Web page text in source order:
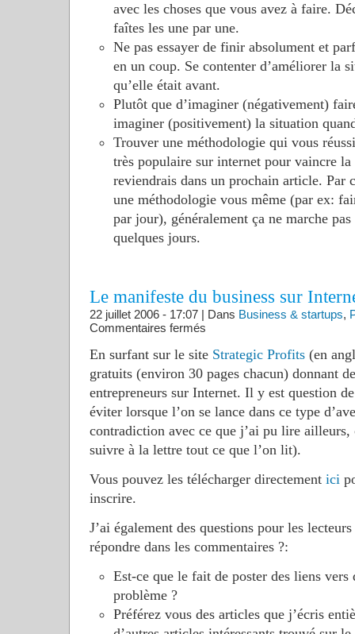
avec les choses que vous avez à faire.
faîtes les une par une.
Ne pas essayer de finir absolument et
en un coup. Se contenter d’améliorer la
qu’elle était avant.
Plutôt que d’imaginer (négativement)
imaginer (positivement) la situation
Trouver une méthodologie qui vous
très populaire sur internet pour vaincre la
reviendrais dans un prochain article. Par
une méthodologie vous même (par ex:
par jour), généralement ça ne marche
quelques jours.
Le manifeste du business sur
22 juillet 2006 - 17:07 | Dans Business & startups,
Commentaires ferméssur
Le
du
sur
Internet
En surfant sur le site Strategic Profits(en
gratuits (environ 30 pages chacun) donnant
entrepreneurs sur Internet. Il y est question
éviter lorsque l’on se lance dans ce type
contradiction avec ce que j’ai pu lire ailleurs,
suivre à la lettre tout ce que l’on lit).
Vous pouvez les télécharger directement ici
inscrire.
J’ai également des questions pour les
répondre dans les commentaires ?:
Est-ce que le fait de poster des liens vers
problème ?
Préférez vous des articles que j’écris